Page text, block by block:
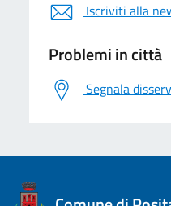
Iscriviti alla
Problemi in città
Segnala
logo Unione Europea